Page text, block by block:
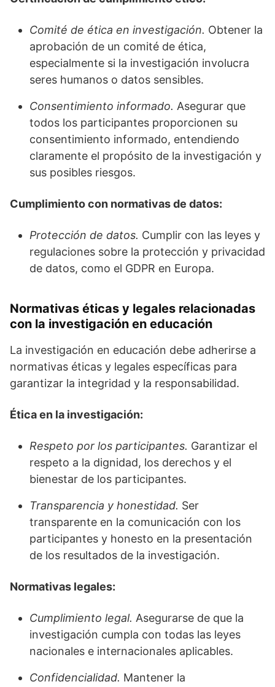
Comité de ética en investigación. Obtener la
aprobación de un comité de ética,
especialmente si la investigación involucra
seres humanos o datos sensibles.
Consentimiento informado. Asegurar que
todos los participantes proporcionen su
consentimiento informado, entendiendo
claramente el propósito de la investigación y
sus posibles riesgos.
Cumplimiento con normativas de datos:
Protección de datos. Cumplir con las leyes y
regulaciones sobre la protección y privacidad
de datos, como el GDPR en Europa.
Normativas éticas y legales relacionadas
con la investigación en educación
La investigación en educación debe adherirse a
normativas éticas y legales específicas para
garantizar la integridad y la responsabilidad.
Ética en la investigación:
Respeto por los participantes. Garantizar el
respeto a la dignidad, los derechos y el
bienestar de los participantes.
Transparencia y honestidad. Ser
transparente en la comunicación con los
participantes y honesto en la presentación
de los resultados de la investigación.
Normativas legales:
Cumplimiento legal. Asegurarse de que la
investigación cumpla con todas las leyes
nacionales e internacionales aplicables.
Confidencialidad. Mantener la